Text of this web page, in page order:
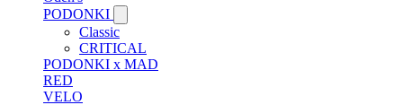
PODONKI
Classic
CRITICAL
PODONKI x MAD
RED
VELO